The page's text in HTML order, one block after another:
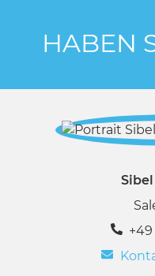
HABEN
+49